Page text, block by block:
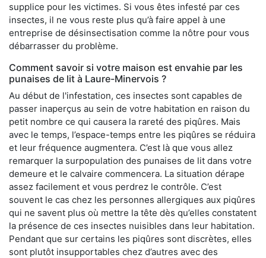
supplice pour les victimes. Si vous êtes infesté par ces
insectes, il ne vous reste plus qu’à faire appel à une
entreprise de désinsectisation comme la nôtre pour vous
débarrasser du problème.
Comment savoir si votre maison est envahie par les
punaises de lit à Laure-Minervois ?
Au début de l'infestation, ces insectes sont capables de
passer inaperçus au sein de votre habitation en raison du
petit nombre ce qui causera la rareté des piqûres. Mais
avec le temps, l’espace-temps entre les piqûres se réduira
et leur fréquence augmentera. C’est là que vous allez
remarquer la surpopulation des punaises de lit dans votre
demeure et le calvaire commencera. La situation dérape
assez facilement et vous perdrez le contrôle. C’est
souvent le cas chez les personnes allergiques aux piqûres
qui ne savent plus où mettre la tête dès qu’elles constatent
la présence de ces insectes nuisibles dans leur habitation.
Pendant que sur certains les piqûres sont discrètes, elles
sont plutôt insupportables chez d’autres avec des